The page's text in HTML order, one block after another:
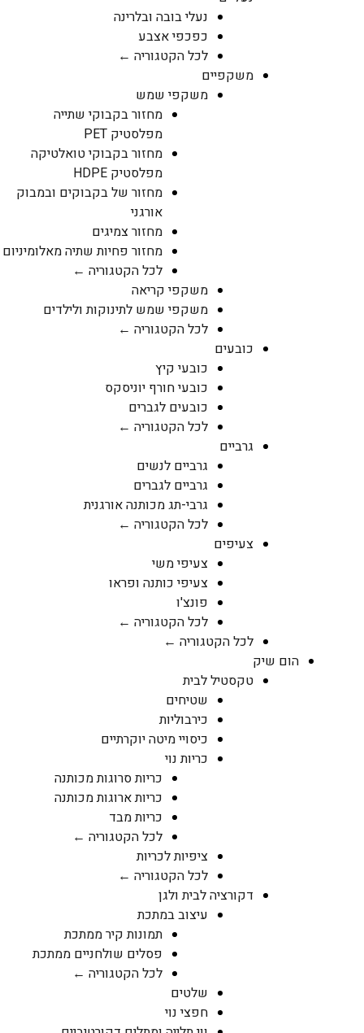
נעלי בובה ובלרינה
כפכפי אצבע
לכל הקטגוריה ←
משקפיים
משקפי שמש
מחזור בקבוקי שתייה
מפלסטיק PET
מחזור בקבוקי טואלטיקה
מפלסטיק HDPE
מחזור של בקבוקים ובמבוק
אורגני
מחזור צמיגים
מחזור פחיות שתיה מאלומיניום
לכל הקטגוריה ←
משקפי קריאה
משקפי שמש לתינוקות ולילדים
לכל הקטגוריה ←
כובעים
כובעי קיץ
כובעי חורף יוניסקס
כובעים לגברים
לכל הקטגוריה ←
גרביים
גרביים לנשים
גרביים לגברים
גרבי-תג מכותנה אורגנית
לכל הקטגוריה ←
צעיפים
צעיפי משי
צעיפי כותנה ופראו
פונצ'ו
לכל הקטגוריה ←
לכל הקטגוריה ←
הום שיק
טקסטיל לבית
שטיחים
כירבוליות
כיסויי מיטה יוקרתיים
כריות נוי
כריות סרוגות מכותנה
כריות ארוגות מכותנה
כריות מבד
לכל הקטגוריה ←
ציפיות לכריות
לכל הקטגוריה ←
דקורציה לבית ולגן
עיצוב במתכת
תמונות קיר ממתכת
פסלים שולחניים ממתכת
לכל הקטגוריה ←
שלטים
חפצי נוי